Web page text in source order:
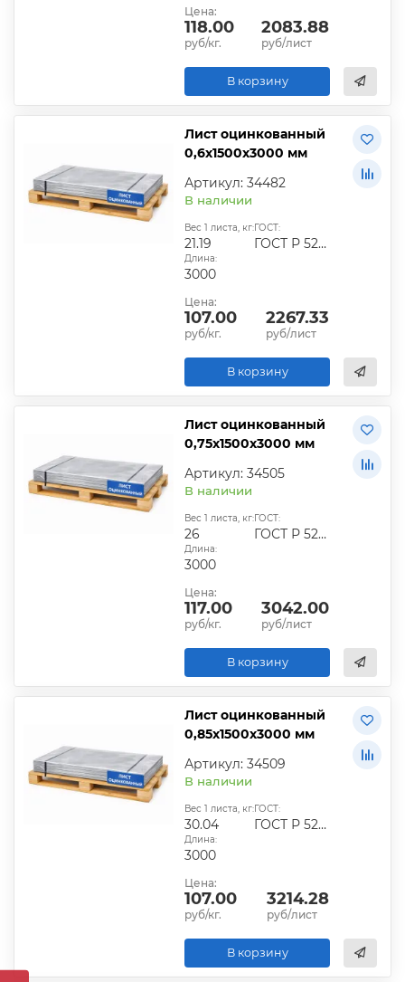
Цена:
118.00
руб/кг.
2083.88
руб/лист
В корзину
Лист оцинкованный
0,6х1500х3000 мм
Артикул: 34482
В наличии
Вес 1 листа, кг:
21.19
ГОСТ:
ГОСТ Р 52246-2016
Длина:
3000
Цена:
107.00
руб/кг.
2267.33
руб/лист
В корзину
Лист оцинкованный
0,75х1500х3000 мм
Артикул: 34505
В наличии
Вес 1 листа, кг:
26
ГОСТ:
ГОСТ Р 52246-2016
Длина:
3000
Цена:
117.00
руб/кг.
3042.00
руб/лист
В корзину
Лист оцинкованный
0,85х1500х3000 мм
Артикул: 34509
В наличии
Вес 1 листа, кг:
30.04
ГОСТ:
ГОСТ Р 52246-2016
Длина:
3000
Цена:
107.00
руб/кг.
3214.28
руб/лист
В корзину